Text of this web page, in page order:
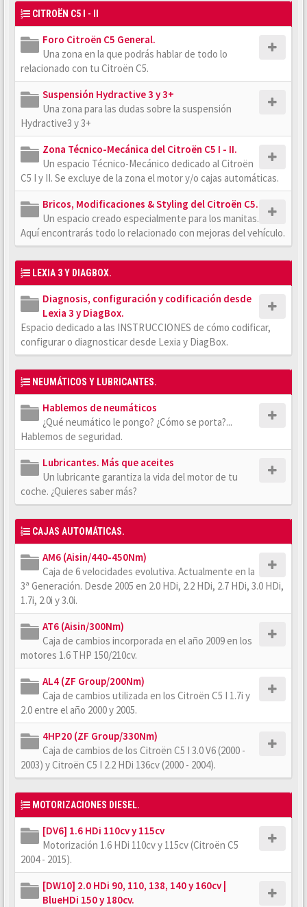
CITROËN C5 I - II
Foro Citroën C5 General.
Una zona en la que podrás hablar de todo lo
relacionado con tu Citroën C5.
Suspensión Hydractive 3 y 3+
Una zona para las dudas sobre la suspensión
Hydractive3 y 3+
Zona Técnico-Mecánica del Citroën C5 I - II.
Un espacio Técnico-Mecánico dedicado al Citroën
C5 I y II. Se excluye de la zona el motor y/o cajas automáticas.
Bricos, Modificaciones & Styling del Citroën C5.
Un espacio creado especialmente para los manitas.
Aquí encontrarás todo lo relacionado con mejoras del vehículo.
LEXIA 3 Y DIAGBOX.
Diagnosis, configuración y codificación desde
Lexia 3 y DiagBox.
Espacio dedicado a las INSTRUCCIONES de cómo codificar,
configurar o diagnosticar desde Lexia y DiagBox.
NEUMÁTICOS Y LUBRICANTES.
Hablemos de neumáticos
¿Qué neumático le pongo? ¿Cómo se porta?...
Hablemos de seguridad.
Lubricantes. Más que aceites
Un lubricante garantiza la vida del motor de tu
coche. ¿Quieres saber más?
CAJAS AUTOMÁTICAS.
AM6 (Aisin/440-450Nm)
Caja de 6 velocidades evolutiva. Actualmente en la
3ª Generación. Desde 2005 en 2.0 HDi, 2.2 HDi, 2.7 HDi, 3.0 HDi,
1.7i, 2.0i y 3.0i.
AT6 (Aisin/300Nm)
Caja de cambios incorporada en el año 2009 en los
motores 1.6 THP 150/210cv.
AL4 (ZF Group/200Nm)
Caja de cambios utilizada en los Citroën C5 I 1.7i y
2.0 entre el año 2000 y 2005.
4HP20 (ZF Group/330Nm)
Caja de cambios de los Citroën C5 I 3.0 V6 (2000 -
2003) y Citroën C5 I 2.2 HDi 136cv (2000 - 2004).
MOTORIZACIONES DIESEL.
[DV6] 1.6 HDi 110cv y 115cv
Motorización 1.6 HDi 110cv y 115cv (Citroën C5
2004 - 2015).
[DW10] 2.0 HDi 90, 110, 138, 140 y 160cv |
BlueHDi 150 y 180cv.